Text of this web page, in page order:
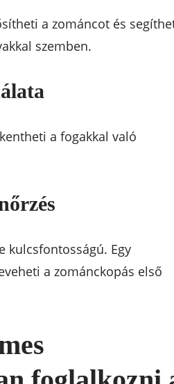
a zománcot és
szemben.
a fogakkal való
kulcsfontosságú. Egy
a zománckopás első